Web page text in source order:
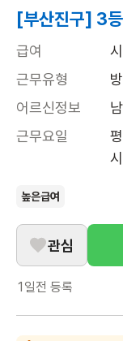
[부산진구] 3
급여
근무유형
어르신정보
근무요일
높은급여
관심
1일전 등록